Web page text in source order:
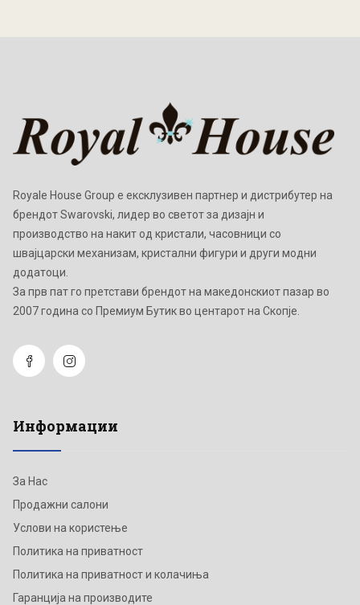
Royale House Group е ексклузивен партнер и дистрибутер на
брендот Swarovski, лидер во светот за дизајн и
производство на накит од кристали, часовници со
швајцарски механизам, кристални фигури и други модни
додатоци.
Зa прв пат го претстави брендот на македонскиот пазар во
2007 година со Премиум Бутик во центарот на Скопје.
Информации
За Нас
Продажни салони
Услови на користење
Политика на приватност
Политика на приватност и колачиња
Гаранција на производите